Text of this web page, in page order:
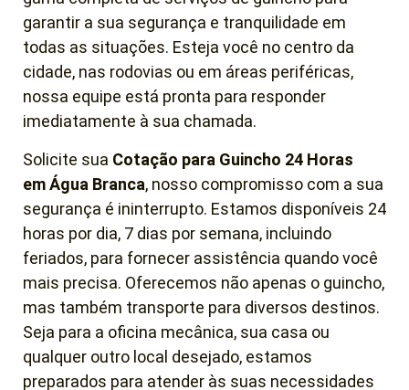
garantir a sua segurança e tranquilidade em
todas as situações. Esteja você no centro da
cidade, nas rodovias ou em áreas periféricas,
nossa equipe está pronta para responder
imediatamente à sua chamada.
Solicite sua Cotação para Guincho 24 Horas
emÁgua Branca, nosso compromisso com a sua
segurança é ininterrupto. Estamos disponíveis 24
horas por dia, 7 dias por semana, incluindo
feriados, para fornecer assistência quando você
mais precisa. Oferecemos não apenas o guincho,
mas também transporte para diversos destinos.
Seja para a oficina mecânica, sua casa ou
qualquer outro local desejado, estamos
preparados para atender às suas necessidades